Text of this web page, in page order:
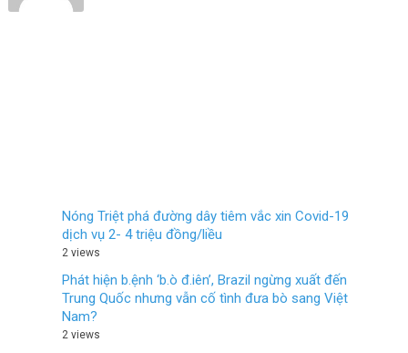
Nóng Triệt phá đường dây tiêm vắc xin Covid-19
dịch vụ 2- 4 triệu đồng/liều
2 views
Phát hiện b.ệnh ‘b.ò đ.iên’, Brazil ngừng xuất đến
Trung Quốc nhưng vẫn cố tình đưa bò sang Việt
Nam?
2 views